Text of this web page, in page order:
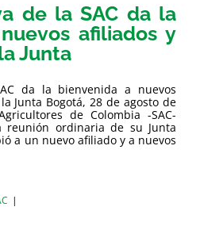
de la SAC da la
afiliados y
Junta
da la bienvenida a nuevos
Junta Bogotá, 28 de agosto de
de Colombia -SAC-
reunión ordinaria de su Junta
a un nuevo afiliado y a nuevos
|